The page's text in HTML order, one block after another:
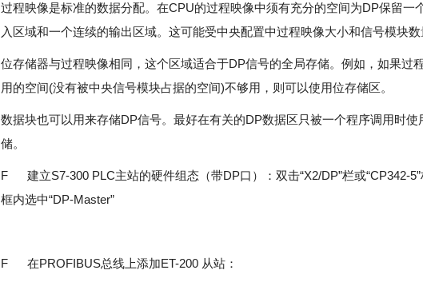
过程映像是标准的数据分配。在CPU的过程映像中须有充分的空间为DP保留一
入区域和一个连续的输出区域。这可能受中央配置中过程映像大小和信号模块
位存储器与过程映像相同，这个区域适合于DP信号的全局存储。例如，如果过
用的空间(没有被中央信号模块占据的空间)不够用，则可以使用位存储区。
数据块也可以用来存储DP信号。最好在有关的DP数据区只被一个程序调用时使
储。
F 建立S7-300 PLC主站的硬件组态（带DP口）：双击“X2/DP”栏或“CP342-
框内选中“DP-Master”
F 在PROFIBUS总线上添加ET-200 从站：